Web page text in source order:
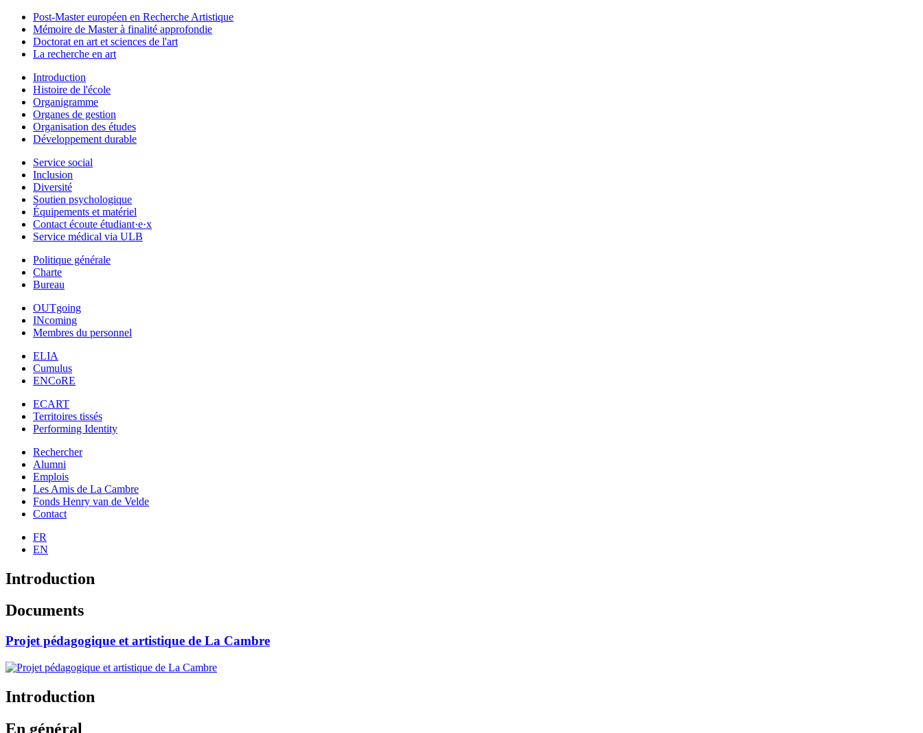
Post-Master européen en Recherche Artistique
Mémoire de Master à finalité approfondie
Doctorat en art et sciences de l'art
La recherche en art
Introduction
Histoire de l'école
Organigramme
Organes de gestion
Organisation des études
Développement durable
Service social
Inclusion
Diversité
Soutien psychologique
Équipements et matériel
Contact écoute étudiant·e·x
Service médical via ULB
Politique générale
Charte
Bureau
OUTgoing
INcoming
Membres du personnel
ELIA
Cumulus
ENCoRE
ECART
Territoires tissés
Performing Identity
Rechercher
Alumni
Emplois
Les Amis de La Cambre
Fonds Henry van de Velde
Contact
FR
EN
Introduction
Documents
Projet pédagogique et artistique de La Cambre
Introduction
En général